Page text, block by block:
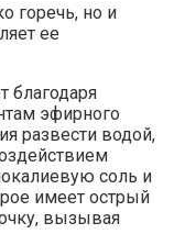
горечь, но и
ее
благодаря
эфирного
развести водой,
соль и
имеет острый
вызывая